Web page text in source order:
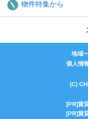
物件特集から
地域
個人情
(C)
[PR]賃
[PR]賃